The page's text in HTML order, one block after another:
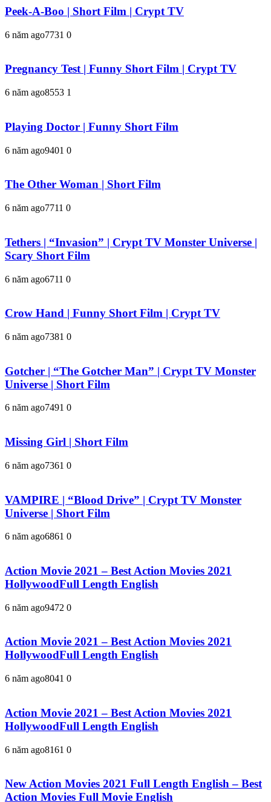
Peek-A-Boo | Short Film | Crypt TV
6 năm ago7731 0
Pregnancy Test | Funny Short Film | Crypt TV
6 năm ago8553 1
Playing Doctor | Funny Short Film
6 năm ago9401 0
The Other Woman | Short Film
6 năm ago7711 0
Tethers | “Invasion” | Crypt TV Monster Universe |
Scary Short Film
6 năm ago6711 0
Crow Hand | Funny Short Film | Crypt TV
6 năm ago7381 0
Gotcher | “The Gotcher Man” | Crypt TV Monster
Universe | Short Film
6 năm ago7491 0
Missing Girl | Short Film
6 năm ago7361 0
VAMPIRE | “Blood Drive” | Crypt TV Monster
Universe | Short Film
6 năm ago6861 0
Action Movie 2021 – Best Action Movies 2021
HollywoodFull Length English
6 năm ago9472 0
Action Movie 2021 – Best Action Movies 2021
HollywoodFull Length English
6 năm ago8041 0
Action Movie 2021 – Best Action Movies 2021
HollywoodFull Length English
6 năm ago8161 0
New Action Movies 2021 Full Length English – Best
Action Movies Full Movie English